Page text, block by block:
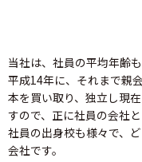
当社は、社員の平均年齢
平成14年に、それまで親
本を買い取り、独立し現
すので、正に社員の会社と
社員の出身校も様々で、
会社です。